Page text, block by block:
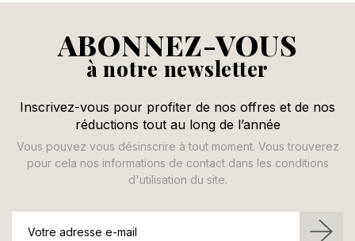
ABONNEZ-VOUS
à notre newsletter
Inscrivez-vous pour profiter de nos offres et de nos
réductions tout au long de l’année
Vous pouvez vous désinscrire à tout moment. Vous trouverez
pour cela nos informations de contact dans les conditions
d'utilisation du site.